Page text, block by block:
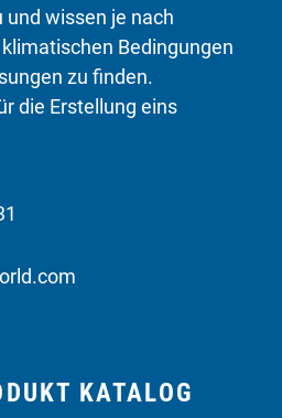
und wissen je nach
Bedingungen
zu finden.
die Erstellung eins
KATALOG